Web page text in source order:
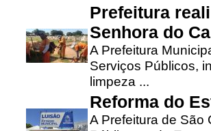
Prefeitura
Senhora do
A Prefeitura
Serviços Públicos,
limpeza ...
Reforma do
A Prefeitura de São